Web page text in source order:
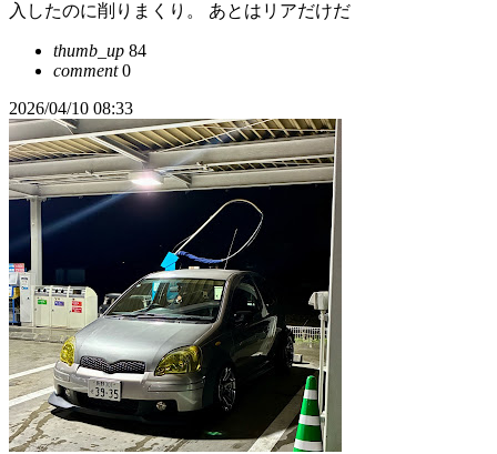
入したのに削りまくり。 あとはリアだけだ
thumb_up 84
comment0
2026/04/10 08:33